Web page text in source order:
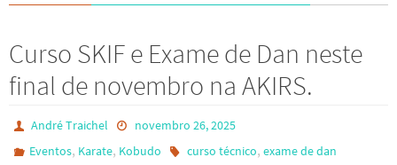
Curso SKIF e Exame de Dan neste
final de novembro na AKIRS.
André Traichel
novembro 26, 2025
Eventos, Karate, Kobudo curso técnico, exame de dan